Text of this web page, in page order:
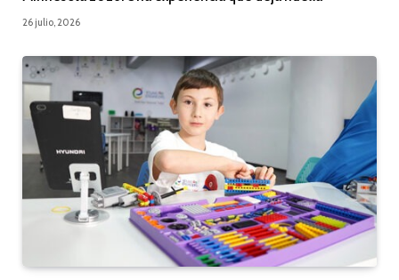
26 julio, 2026